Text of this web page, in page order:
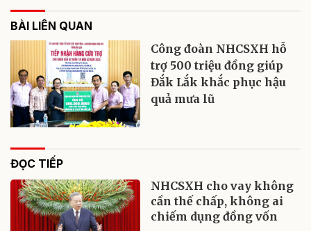
BÀI LIÊN QUAN
Công đoàn NHCSXH hỗ
trợ 500 triệu đồng giúp
Đắk Lắk khắc phục hậu
quả mưa lũ
ĐỌC TIẾP
NHCSXH cho vay không
cần thế chấp, không ai
chiếm dụng đồng vốn